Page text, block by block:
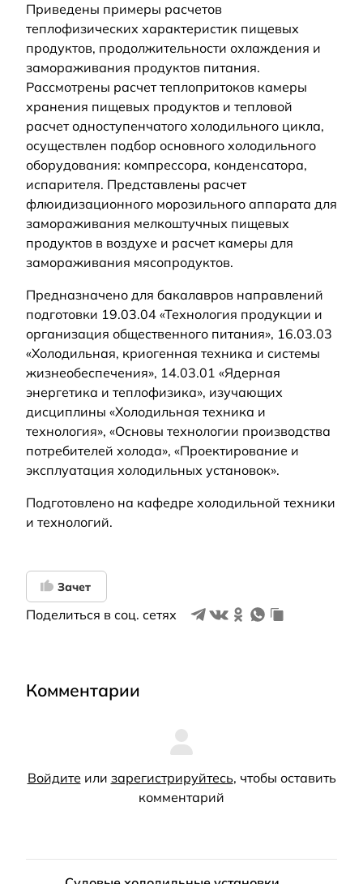
Приведены примеры расчетов
теплофизических характеристик пищевых
продуктов, продолжительности охлаждения и
замораживания продуктов питания.
Рассмотрены расчет теплопритоков камеры
хранения пищевых продуктов и тепловой
расчет одноступенчатого холодильного цикла,
осуществлен подбор основного холодильного
оборудования: компрессора, конденсатора,
испарителя. Представлены расчет
флюидизационного морозильного аппарата для
замораживания мелкоштучных пищевых
продуктов в воздухе и расчет камеры для
замораживания мясопродуктов.
Предназначено для бакалавров направлений
подготовки 19.03.04 «Технология продукции и
организация общественного питания», 16.03.03
«Холодильная, криогенная техника и системы
жизнеобеспечения», 14.03.01 «Ядерная
энергетика и теплофизика», изучающих
дисциплины «Холодильная техника и
технология», «Основы технологии производства
потребителей холода», «Проектирование и
эксплуатация холодильных установок».
Подготовлено на кафедре холодильной техники
и технологий.
Зачет
Поделиться в соц. сетях
Комментарии
Войдите или зарегистрируйтесь, чтобы оставить
комментарий